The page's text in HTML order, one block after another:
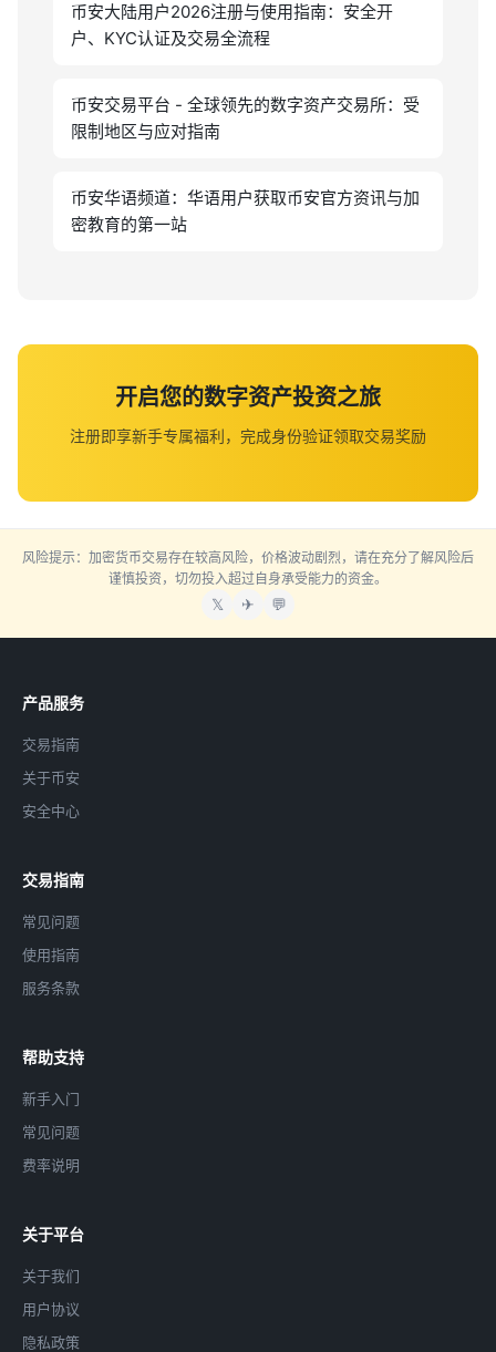
币安大陆用户2026注册与使用指南：安全开
户、KYC认证及交易全流程
币安交易平台 - 全球领先的数字资产交易所：受
限制地区与应对指南
币安华语频道：华语用户获取币安官方资讯与加
密教育的第一站
开启您的数字资产投资之旅
注册即享新手专属福利，完成身份验证领取交易奖励
风险提示：加密货币交易存在较高风险，价格波动剧烈，请在充分了解风险后
谨慎投资，切勿投入超过自身承受能力的资金。
𝕏 ✈ 💬
产品服务
交易指南
关于币安
安全中心
交易指南
常见问题
使用指南
服务条款
帮助支持
新手入门
常见问题
费率说明
关于平台
关于我们
用户协议
隐私政策